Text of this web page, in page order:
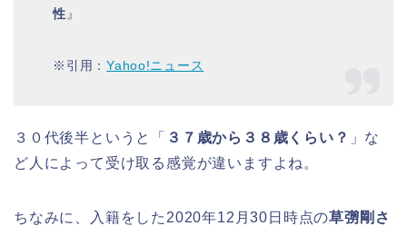
性』
※引用：Yahoo!ニュース
３０代後半というと「 ３７歳から３８歳くらい？ 」な
ど人によって受け取る感覚が違いますよね。
ちなみに、入籍をした2020年12月30日時点の草彅剛さ